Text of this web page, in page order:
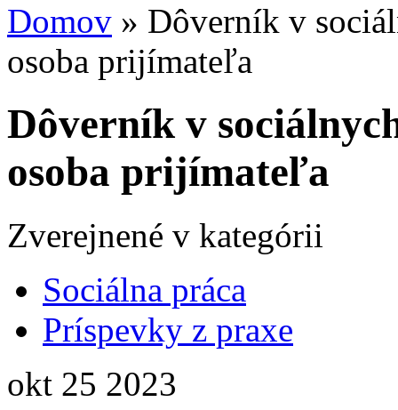
Domov » Dôverník v
osoba prijímateľa
Dôverník v
osoba prijímateľa
Zverejnené v kategórii
Sociálna práca
Príspevky z praxe
okt 25 2023